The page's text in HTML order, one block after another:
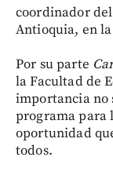
coordinador
Antioquia, en la
Por su parte
la Facultad de
importancia no
programa para
oportunidad
todos.